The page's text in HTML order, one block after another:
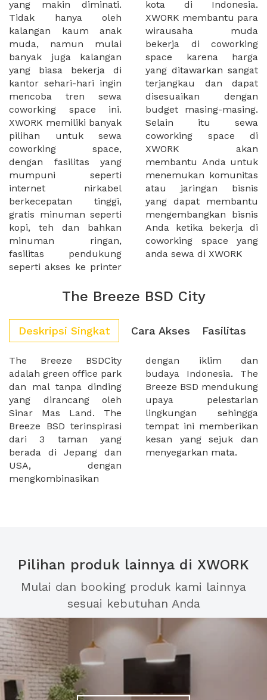
yang makin diminati.
Tidak hanya oleh
kalangan kaum anak
muda, namun mulai
banyak juga kalangan
yang biasa bekerja di
kantor sehari-hari ingin
mencoba tren sewa
coworking space ini.
XWORK memiliki banyak
pilihan untuk sewa
coworking space,
dengan fasilitas yang
mumpuni seperti
internet nirkabel
berkecepatan tinggi,
gratis minuman seperti
kopi, teh dan bahkan
minuman ringan,
fasilitas pendukung
seperti akses ke printer
kota di Indonesia.
XWORK membantu para
wirausaha muda
bekerja di coworking
space karena harga
yang ditawarkan sangat
terjangkau dan dapat
disesuaikan dengan
budget masing-masing.
Selain itu sewa
coworking space di
XWORK akan
membantu Anda untuk
menemukan komunitas
atau jaringan bisnis
yang dapat membantu
mengembangkan bisnis
Anda ketika bekerja di
coworking space yang
anda sewa di XWORK
The Breeze BSD City
Deskripsi Singkat Cara Akses Fasilitas
The Breeze BSDCity
adalah green office park
dan mal tanpa dinding
yang dirancang oleh
Sinar Mas Land. The
Breeze BSD terinspirasi
dari 3 taman yang
berada di Jepang dan
USA, dengan
mengkombinasikan
dengan iklim dan
budaya Indonesia. The
Breeze BSD mendukung
upaya pelestarian
lingkungan sehingga
tempat ini memberikan
kesan yang sejuk dan
menyegarkan mata.
Pilihan produk lainnya di XWORK
Mulai dan booking produk kami lainnya
sesuai kebutuhan Anda